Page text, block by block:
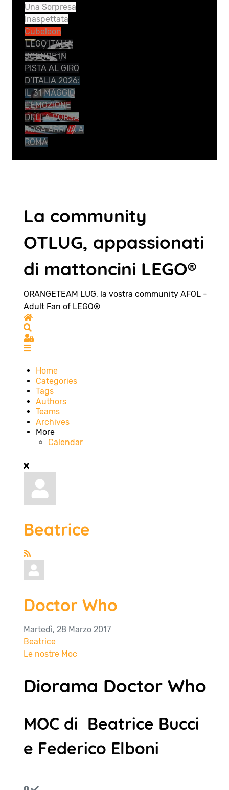
Una Sorpresa
Inaspettata
Cubeleon
LEGO ITALIA
SCENDE IN
PISTA AL GIRO
D’ITALIA 2026:
IL 31 MAGGIO
L’EMOZIONE
DELLA CORSA
ROSA ARRIVA A
ROMA
La community
OTLUG, appassionati
di mattoncini LEGO®
ORANGETEAM LUG, la vostra community AFOL -
Adult Fan of LEGO®
Home
Sign In
Home
Categories
Tags
Authors
Teams
Archives
More
Calendar
Beatrice
Doctor Who
Martedì, 28 Marzo 2017
Beatrice
Le nostre Moc
Diorama Doctor Who
MOC di Beatrice Bucci
e Federico Elboni